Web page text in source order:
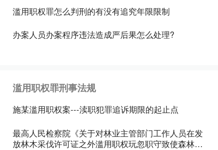
滥用职权罪怎么判刑的有没有追究年限限制
办案人员办案程序违法造成严后果怎么处理?
滥用职权罪刑事法规
施某滥用职权案---渎职犯罪追诉期限的起止点
最高人民检察院《关于对林业主管部门工作人员在发
放林木采伐许可证之外滥用职权玩忽职守致使森林遭